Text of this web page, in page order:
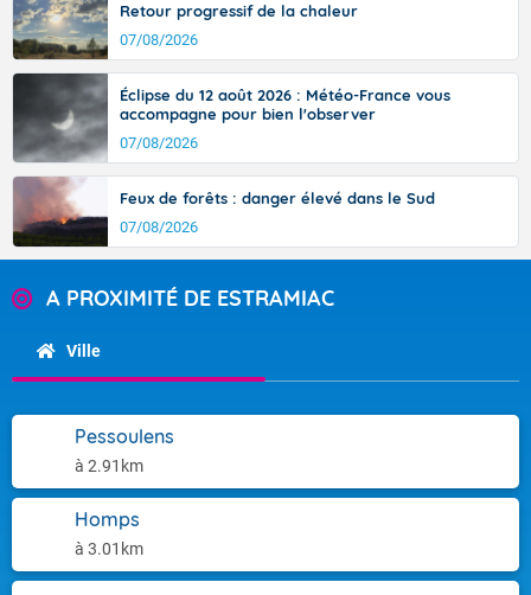
Retour progressif de la chaleur
07/08/2026
Éclipse du 12 août 2026 : Météo-France vous
accompagne pour bien l'observer
07/08/2026
Feux de forêts : danger élevé dans le Sud
07/08/2026
A PROXIMITÉ DE ESTRAMIAC
Ville
Pessoulens
à 2.91km
Homps
à 3.01km